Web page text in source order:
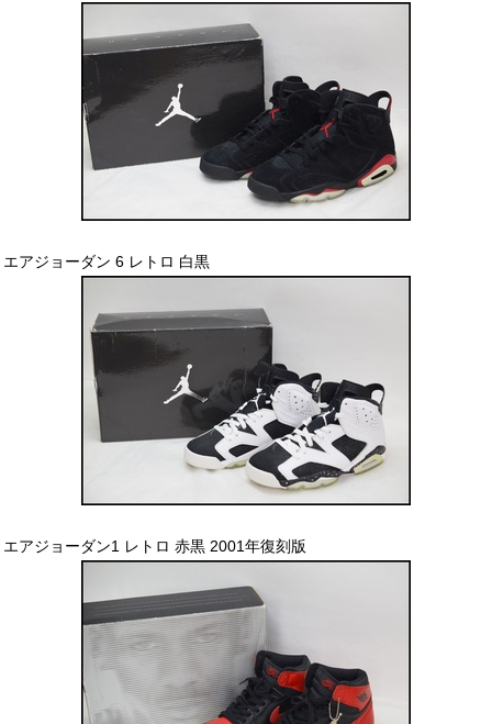
エアジョーダン 6 レトロ 白黒
エアジョーダン1 レトロ 赤黒 2001年復刻版